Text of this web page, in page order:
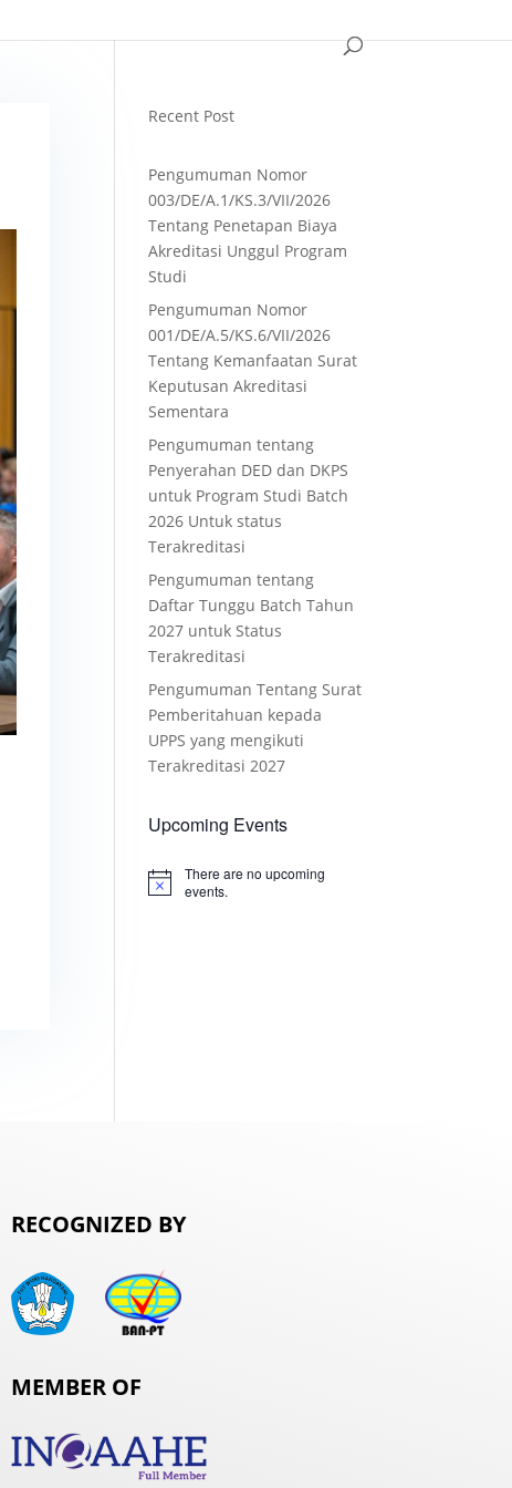
Recent Post
Pengumuman Nomor
003/DE/A.1/KS.3/VII/2026
Tentang Penetapan Biaya
Akreditasi Unggul Program
Studi
Pengumuman Nomor
001/DE/A.5/KS.6/VII/2026
Tentang Kemanfaatan Surat
Keputusan Akreditasi
Sementara
Pengumuman tentang
Penyerahan DED dan DKPS
untuk Program Studi Batch
2026 Untuk status
Terakreditasi
Pengumuman tentang
Daftar Tunggu Batch Tahun
2027 untuk Status
Terakreditasi
Pengumuman Tentang Surat
Pemberitahuan kepada
UPPS yang mengikuti
Terakreditasi 2027
Upcoming Events
Notice
There are no upcoming
events.
RECOGNIZED BY
MEMBER OF